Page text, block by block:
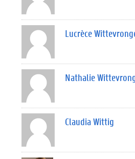
Lucrèce
Nathalie
Claudia Wittig